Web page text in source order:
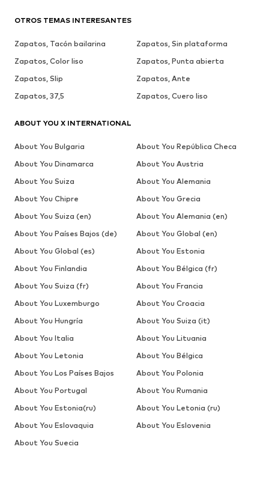
OTROS TEMAS INTERESANTES
Zapatos, Tacón bailarina
Zapatos, Sin plataforma
Zapatos, Color liso
Zapatos, Punta abierta
Zapatos, Slip
Zapatos, Ante
Zapatos, 37,5
Zapatos, Cuero liso
ABOUT YOU X INTERNATIONAL
About You Bulgaria
About You República Checa
About You Dinamarca
About You Austria
About You Suiza
About You Alemania
About You Chipre
About You Grecia
About You Suiza (en)
About You Alemania (en)
About You Países Bajos (de)
About You Global (en)
About You Global (es)
About You Estonia
About You Finlandia
About You Bélgica (fr)
About You Suiza (fr)
About You Francia
About You Luxemburgo
About You Croacia
About You Hungría
About You Suiza (it)
About You Italia
About You Lituania
About You Letonia
About You Bélgica
About You Los Países Bajos
About You Polonia
About You Portugal
About You Rumania
About You Estonia(ru)
About You Letonia (ru)
About You Eslovaquia
About You Eslovenia
About You Suecia